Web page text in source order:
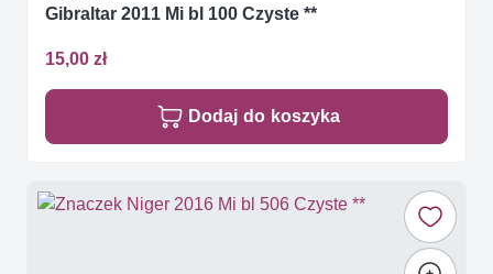
Gibraltar 2011 Mi bl 100 Czyste **
15,00 zł
Dodaj do koszyka